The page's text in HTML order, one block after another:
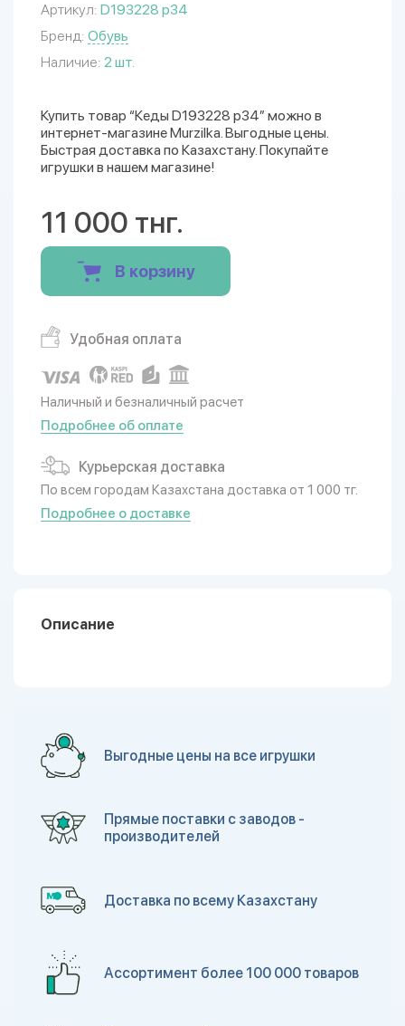
Артикул: D193228 р34
Бренд: Обувь
Наличие: 2 шт.
Купить товар “Кеды D193228 р34” можно в
интернет-магазине Murzilka. Выгодные цены.
Быстрая доставка по Казахстану. Покупайте
игрушки в нашем магазине!
11 000 тнг.
В корзину
Удобная оплата
Наличный и безналичный расчет
Подробнее об оплате
Курьерская доставка
По всем городам Казахстана доставка от 1 000 тг.
Подробнее о доставке
Описание
Выгодные цены на все игрушки
Прямые поставки с заводов -
производителей
Доставка по всему Казахстану
Ассортимент более 100 000 товаров